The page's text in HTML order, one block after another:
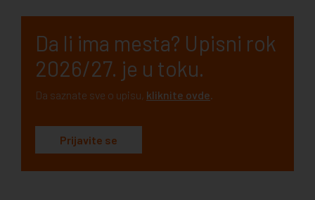
Da li ima mesta? Upisni rok
2026/27. je u toku.
Da saznate sve o upisu, kliknite ovde
Prijavite se